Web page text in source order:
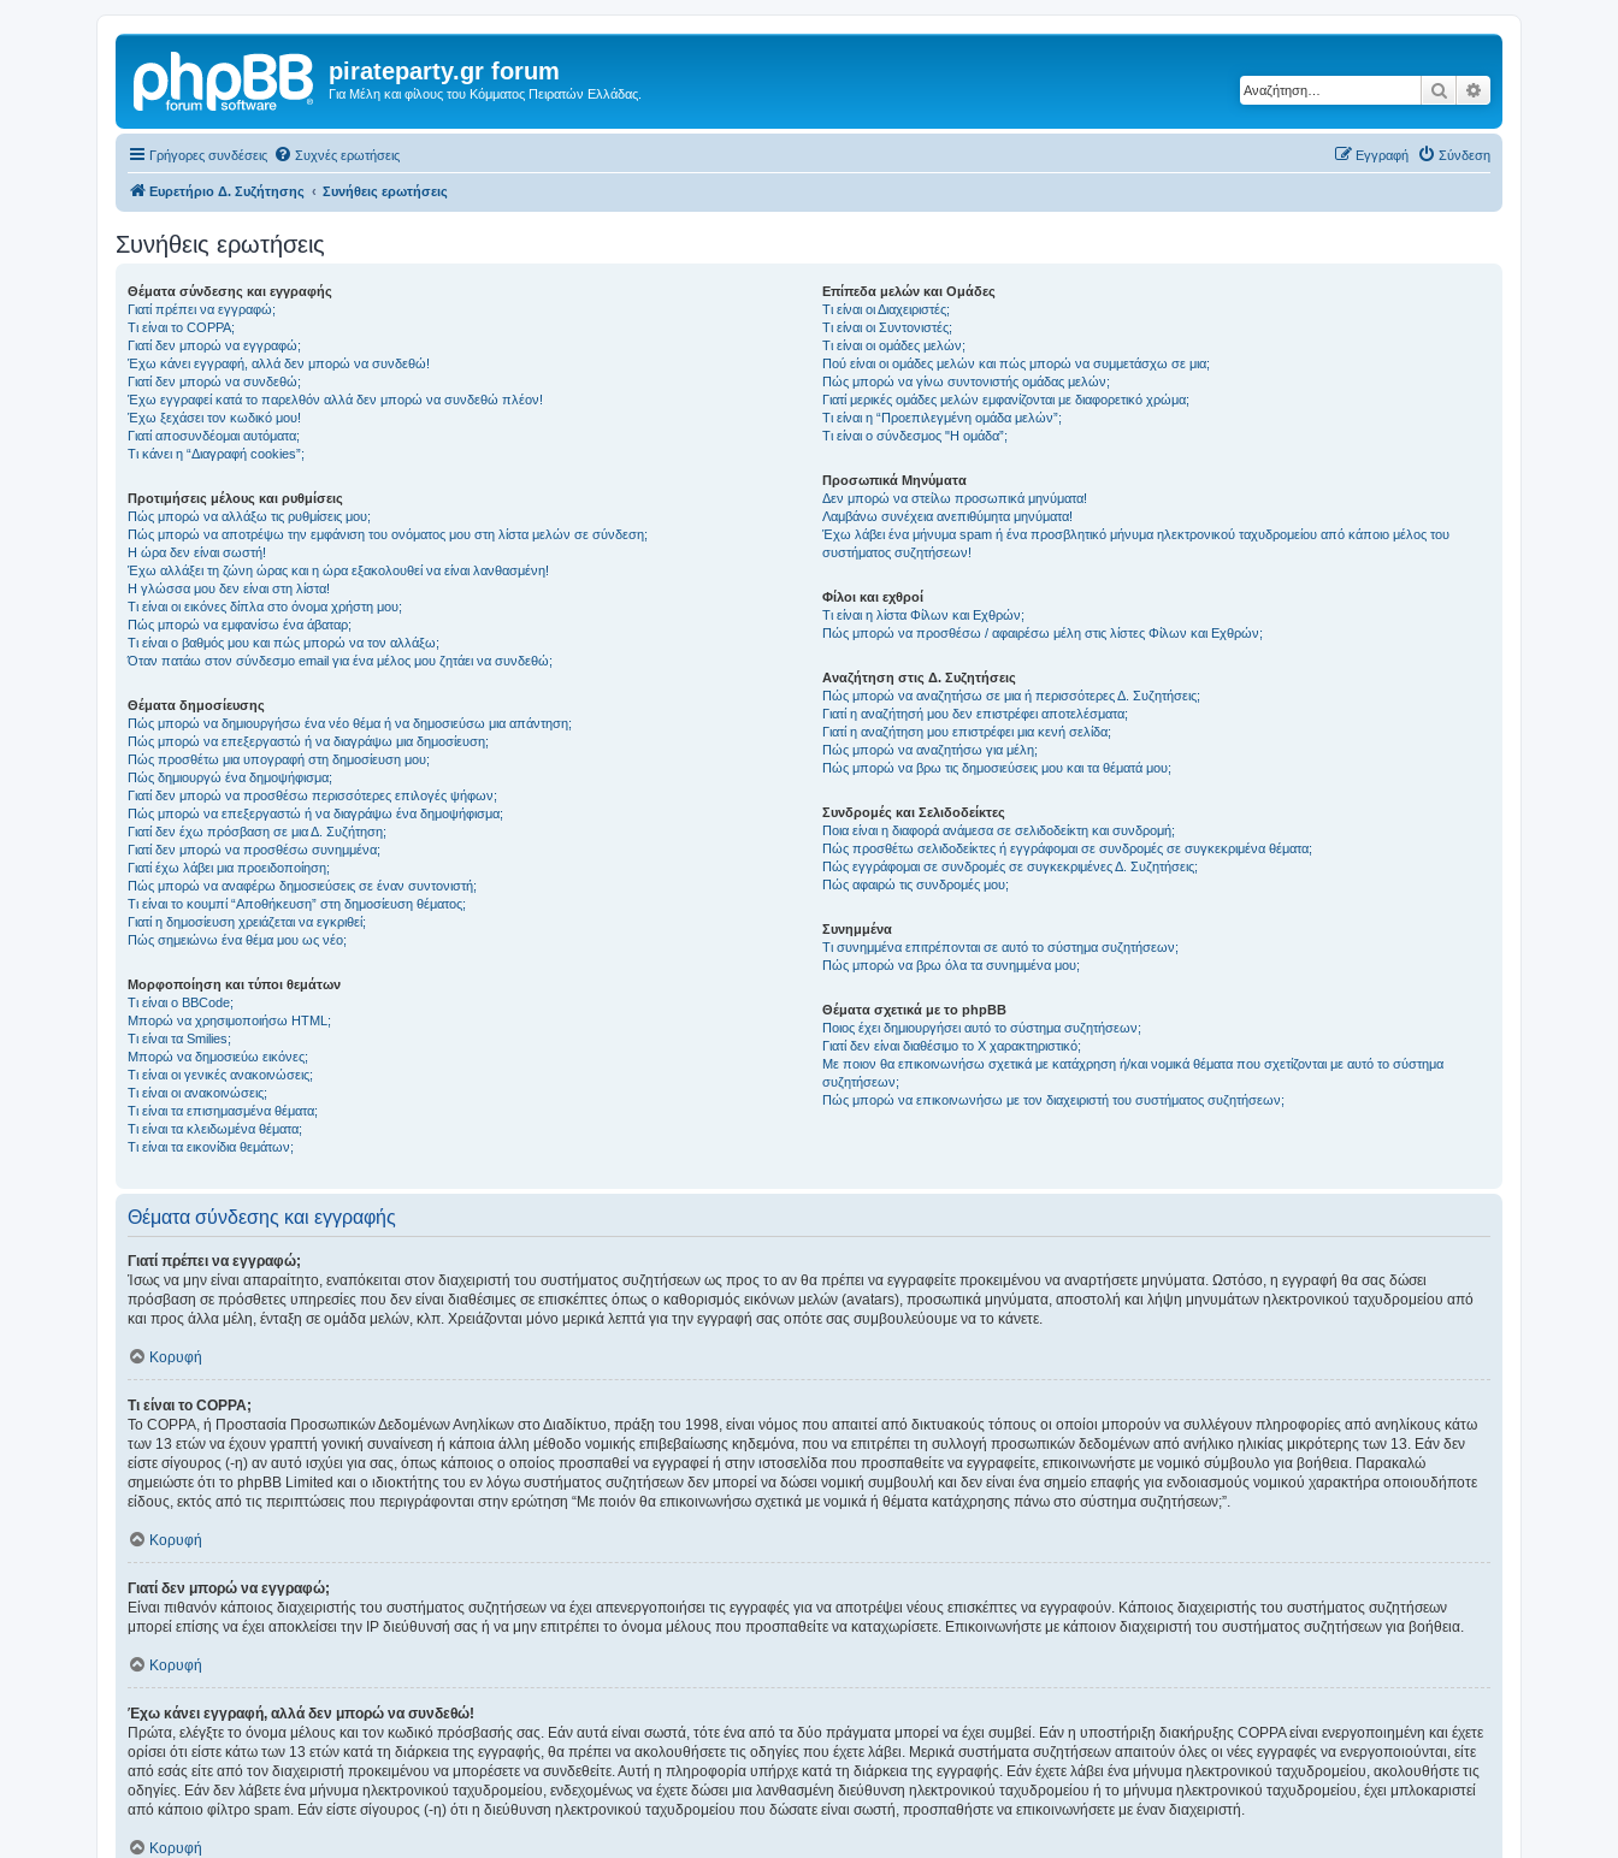
pirateparty.gr forum
Για Μέλη και φίλους του Κόμματος Πειρατών Ελλάδας. Αναζήτηση
Γρήγορες συνδέσεις Συχνές ερωτήσεις Σύνδεση
Εγγραφή
Ευρετήριο Δ. Συζήτησης Συνήθεις ερωτήσεις
Συνήθεις ερωτήσεις
Θέματα σύνδεσης και εγγραφής
Γιατί πρέπει να εγγραφώ;
Τι είναι το COPPA;
Γιατί δεν μπορώ να εγγραφώ;
Έχω κάνει εγγραφή, αλλά δεν μπορώ να συνδεθώ!
Γιατί δεν μπορώ να συνδεθώ;
Έχω εγγραφεί κατά το παρελθόν αλλά δεν μπορώ να συνδεθώ πλέον!
Έχω ξεχάσει τον κωδικό μου!
Γιατί αποσυνδέομαι αυτόματα;
Τι κάνει η “Διαγραφή cookies”;
Προτιμήσεις μέλους και ρυθμίσεις
Πώς μπορώ να αλλάξω τις ρυθμίσεις μου;
Πώς μπορώ να αποτρέψω την εμφάνιση του ονόματος μου στη λίστα μελών σε σύνδεση;
Η ώρα δεν είναι σωστή!
Έχω αλλάξει τη ζώνη ώρας και η ώρα εξακολουθεί να είναι λανθασμένη!
Η γλώσσα μου δεν είναι στη λίστα!
Τι είναι οι εικόνες δίπλα στο όνομα χρήστη μου;
Πώς μπορώ να εμφανίσω ένα άβαταρ;
Τι είναι ο βαθμός μου και πώς μπορώ να τον αλλάξω;
Όταν πατάω στον σύνδεσμο email για ένα μέλος μου ζητάει να συνδεθώ;
Θέματα δημοσίευσης
Πώς μπορώ να δημιουργήσω ένα νέο θέμα ή να δημοσιεύσω μια απάντηση;
Πώς μπορώ να επεξεργαστώ ή να διαγράψω μια δημοσίευση;
Πώς προσθέτω μια υπογραφή στη δημοσίευση μου;
Πώς δημιουργώ ένα δημοψήφισμα;
Γιατί δεν μπορώ να προσθέσω περισσότερες επιλογές ψήφων;
Πώς μπορώ να επεξεργαστώ ή να διαγράψω ένα δημοψήφισμα;
Γιατί δεν έχω πρόσβαση σε μια Δ. Συζήτηση;
Γιατί δεν μπορώ να προσθέσω συνημμένα;
Γιατί έχω λάβει μια προειδοποίηση;
Πώς μπορώ να αναφέρω δημοσιεύσεις σε έναν συντονιστή;
Τι είναι το κουμπί “Αποθήκευση” στη δημοσίευση θέματος;
Γιατί η δημοσίευση χρειάζεται να εγκριθεί;
Πώς σημειώνω ένα θέμα μου ως νέο;
Μορφοποίηση και τύποι θεμάτων
Τι είναι ο BBCode;
Μπορώ να χρησιμοποιήσω HTML;
Τι είναι τα Smilies;
Μπορώ να δημοσιεύω εικόνες;
Τι είναι οι γενικές ανακοινώσεις;
Τι είναι οι ανακοινώσεις;
Τι είναι τα επισημασμένα θέματα;
Τι είναι τα κλειδωμένα θέματα;
Τι είναι τα εικονίδια θεμάτων;
Επίπεδα μελών και Ομάδες
Τι είναι οι Διαχειριστές;
Τι είναι οι Συντονιστές;
Τι είναι οι ομάδες μελών;
Πού είναι οι ομάδες μελών και πώς μπορώ να συμμετάσχω σε μια;
Πώς μπορώ να γίνω συντονιστής ομάδας μελών;
Γιατί μερικές ομάδες μελών εμφανίζονται με διαφορετικό χρώμα;
Τι είναι η “Προεπιλεγμένη ομάδα μελών”;
Τι είναι ο σύνδεσμος "Η ομάδα”;
Προσωπικά Μηνύματα
Δεν μπορώ να στείλω προσωπικά μηνύματα!
Λαμβάνω συνέχεια ανεπιθύμητα μηνύματα!
Έχω λάβει ένα μήνυμα spam ή ένα προσβλητικό μήνυμα ηλεκτρονικού ταχυδρομείου από κάποιο μέλος του
συστήματος συζητήσεων!
Φίλοι και εχθροί
Τι είναι η λίστα Φίλων και Εχθρών;
Πώς μπορώ να προσθέσω / αφαιρέσω μέλη στις λίστες Φίλων και Εχθρών;
Αναζήτηση στις Δ. Συζητήσεις
Πώς μπορώ να αναζητήσω σε μια ή περισσότερες Δ. Συζητήσεις;
Γιατί η αναζήτησή μου δεν επιστρέφει αποτελέσματα;
Γιατί η αναζήτηση μου επιστρέφει μια κενή σελίδα;
Πώς μπορώ να αναζητήσω για μέλη;
Πώς μπορώ να βρω τις δημοσιεύσεις μου και τα θέματά μου;
Συνδρομές και Σελιδοδείκτες
Ποια είναι η διαφορά ανάμεσα σε σελιδοδείκτη και συνδρομή;
Πώς προσθέτω σελιδοδείκτες ή εγγράφομαι σε συνδρομές σε συγκεκριμένα θέματα;
Πώς εγγράφομαι σε συνδρομές σε συγκεκριμένες Δ. Συζητήσεις;
Πώς αφαιρώ τις συνδρομές μου;
Συνημμένα
Τι συνημμένα επιτρέπονται σε αυτό το σύστημα συζητήσεων;
Πώς μπορώ να βρω όλα τα συνημμένα μου;
Θέματα σχετικά με το phpBB
Ποιος έχει δημιουργήσει αυτό το σύστημα συζητήσεων;
Γιατί δεν είναι διαθέσιμο το Χ χαρακτηριστικό;
Με ποιον θα επικοινωνήσω σχετικά με κατάχρηση ή/και νομικά θέματα που σχετίζονται με αυτό το σύστημα
συζητήσεων;
Πώς μπορώ να επικοινωνήσω με τον διαχειριστή του συστήματος συζητήσεων;
Θέματα σύνδεσης και εγγραφής
Γιατί πρέπει να εγγραφώ;
Ίσως να μην είναι απαραίτητο, εναπόκειται στον διαχειριστή του συστήματος συζητήσεων ως προς το αν θα πρέπει να εγγραφείτε προκειμένου να αναρτήσετε μηνύματα. Ωστόσο, η εγγραφή θα σας δώσει
πρόσβαση σε πρόσθετες υπηρεσίες που δεν είναι διαθέσιμες σε επισκέπτες όπως ο καθορισμός εικόνων μελών (avatars), προσωπικά μηνύματα, αποστολή και λήψη μηνυμάτων ηλεκτρονικού ταχυδρομείου από
και προς άλλα μέλη, ένταξη σε ομάδα μελών, κλπ. Χρειάζονται μόνο μερικά λεπτά για την εγγραφή σας οπότε σας συμβουλεύουμε να το κάνετε.
Κορυφή
Τι είναι το COPPA;
Το COPPA, ή Προστασία Προσωπικών Δεδομένων Ανηλίκων στο Διαδίκτυο, πράξη του 1998, είναι νόμος που απαιτεί από δικτυακούς τόπους οι οποίοι μπορούν να συλλέγουν πληροφορίες από ανηλίκους κάτω
των 13 ετών να έχουν γραπτή γονική συναίνεση ή κάποια άλλη μέθοδο νομικής επιβεβαίωσης κηδεμόνα, που να επιτρέπει τη συλλογή προσωπικών δεδομένων από ανήλικο ηλικίας μικρότερης των 13. Εάν δεν
είστε σίγουρος (-η) αν αυτό ισχύει για σας, όπως κάποιος ο οποίος προσπαθεί να εγγραφεί ή στην ιστοσελίδα που προσπαθείτε να εγγραφείτε, επικοινωνήστε με νομικό σύμβουλο για βοήθεια. Παρακαλώ
σημειώστε ότι το phpBB Limited και ο ιδιοκτήτης του εν λόγω συστήματος συζητήσεων δεν μπορεί να δώσει νομική συμβουλή και δεν είναι ένα σημείο επαφής για ενδοιασμούς νομικού χαρακτήρα οποιουδήποτε
είδους, εκτός από τις περιπτώσεις που περιγράφονται στην ερώτηση “Με ποιόν θα επικοινωνήσω σχετικά με νομικά ή θέματα κατάχρησης πάνω στο σύστημα συζητήσεων;”.
Κορυφή
Γιατί δεν μπορώ να εγγραφώ;
Είναι πιθανόν κάποιος διαχειριστής του συστήματος συζητήσεων να έχει απενεργοποιήσει τις εγγραφές για να αποτρέψει νέους επισκέπτες να εγγραφούν. Κάποιος διαχειριστής του συστήματος συζητήσεων
μπορεί επίσης να έχει αποκλείσει την IP διεύθυνσή σας ή να μην επιτρέπει το όνομα μέλους που προσπαθείτε να καταχωρίσετε. Επικοινωνήστε με κάποιον διαχειριστή του συστήματος συζητήσεων για βοήθεια.
Κορυφή
Έχω κάνει εγγραφή, αλλά δεν μπορώ να συνδεθώ!
Πρώτα, ελέγξτε το όνομα μέλους και τον κωδικό πρόσβασής σας. Εάν αυτά είναι σωστά, τότε ένα από τα δύο πράγματα μπορεί να έχει συμβεί. Εάν η υποστήριξη διακήρυξης COPPA είναι ενεργοποιημένη και έχετε
ορίσει ότι είστε κάτω των 13 ετών κατά τη διάρκεια της εγγραφής, θα πρέπει να ακολουθήσετε τις οδηγίες που έχετε λάβει. Μερικά συστήματα συζητήσεων απαιτούν όλες οι νέες εγγραφές να ενεργοποιούνται, είτε
από εσάς είτε από τον διαχειριστή προκειμένου να μπορέσετε να συνδεθείτε. Αυτή η πληροφορία υπήρχε κατά τη διάρκεια της εγγραφής. Εάν έχετε λάβει ένα μήνυμα ηλεκτρονικού ταχυδρομείου, ακολουθήστε τις
οδηγίες. Εάν δεν λάβετε ένα μήνυμα ηλεκτρονικού ταχυδρομείου, ενδεχομένως να έχετε δώσει μια λανθασμένη διεύθυνση ηλεκτρονικού ταχυδρομείου ή το μήνυμα ηλεκτρονικού ταχυδρομείου, έχει μπλοκαριστεί
από κάποιο φίλτρο spam. Εάν είστε σίγουρος (-η) ότι η διεύθυνση ηλεκτρονικού ταχυδρομείου που δώσατε είναι σωστή, προσπαθήστε να επικοινωνήσετε με έναν διαχειριστή.
Κορυφή